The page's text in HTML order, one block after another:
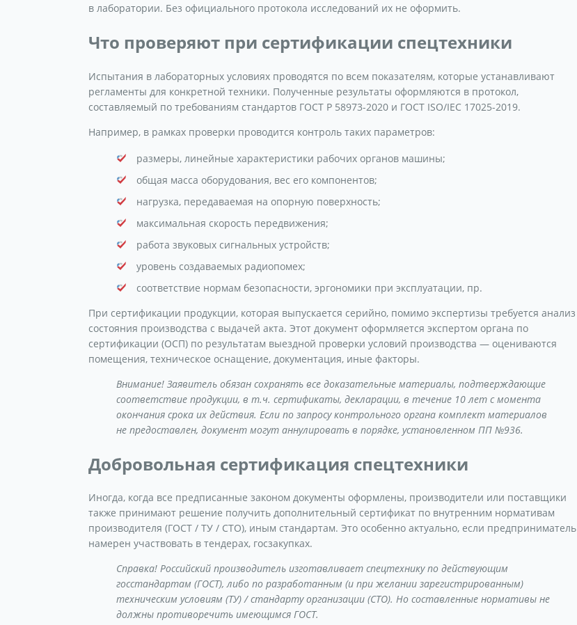
в лаборатории. Без официального протокола исследований их не оформить.
Что проверяют при сертификации спецтехники
Испытания в лабораторных условиях проводятся по всем показателям, которые устанавливают
регламенты для конкретной техники. Полученные результаты оформляются в протокол,
составляемый по требованиям стандартов ГОСТ Р 58973-2020 и ГОСТ ISO/IEC 17025-2019.
Например, в рамках проверки проводится контроль таких параметров:
размеры, линейные характеристики рабочих органов машины;
общая масса оборудования, вес его компонентов;
нагрузка, передаваемая на опорную поверхность;
максимальная скорость передвижения;
работа звуковых сигнальных устройств;
уровень создаваемых радиопомех;
соответствие нормам безопасности, эргономики при эксплуатации, пр.
При сертификации продукции, которая выпускается серийно, помимо экспертизы требуется анализ
состояния производства с выдачей акта. Этот документ оформляется экспертом органа по
сертификации (ОСП) по результатам выездной проверки условий производства — оцениваются
помещения, техническое оснащение, документация, иные факторы.
Внимание! Заявитель обязан сохранять все доказательные материалы, подтверждающие
соответствие продукции, в т.ч. сертификаты, декларации, в течение 10 лет с момента
окончания срока их действия. Если по запросу контрольного органа комплект материалов
не предоставлен, документ могут аннулировать в порядке, установленном ПП №936.
Добровольная сертификация спецтехники
Иногда, когда все предписанные законом документы оформлены, производители или поставщики
также принимают решение получить дополнительный сертификат по внутренним нормативам
производителя (ГОСТ / ТУ / СТО), иным стандартам. Это особенно актуально, если предприниматель
намерен участвовать в тендерах, госзакупках.
Справка! Российский производитель изготавливает спецтехнику по действующим
госстандартам (ГОСТ), либо по разработанным (и при желании зарегистрированным)
техническим условиям (ТУ) / стандарту организации (СТО). Но составленные нормативы не
должны противоречить имеющимся ГОСТ.